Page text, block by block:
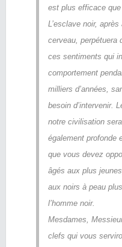
est plus efficace que
L’esclave noir,
cerveau, perpétuera
ces sentiments qui
comportement
milliers d’années,
besoin d’intervenir.
notre civilisation
également profonde
que vous devez
âgés aux plus
aux noirs à peau
l’homme noir.
Mesdames,
clefs qui vous